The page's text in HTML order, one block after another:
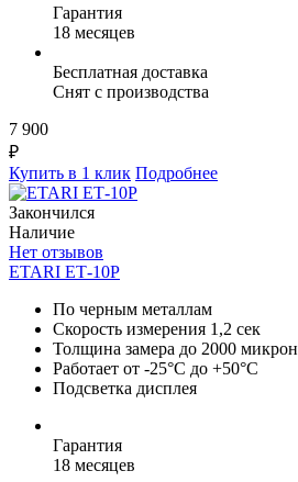
Гарантия
18 месяцев
Бесплатная доставка
Снят с производства
7 900
₽
Купить в 1 клик Подробнее
Закончился
Наличие
Нет отзывов
ETARI ЕТ-10Р
По черным металлам
Скорость измерения 1,2 сек
Толщина замера до 2000 микрон
Работает от -25°C до +50°C
Подсветка дисплея
Гарантия
18 месяцев